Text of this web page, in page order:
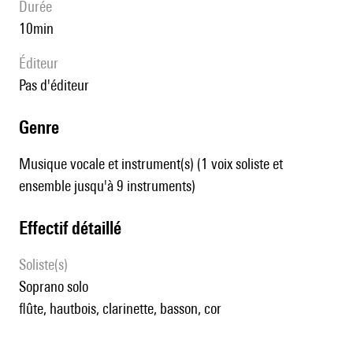
durée
10min
éditeur
pas d'éditeur
genre
Musique vocale et instrument(s) (1 voix soliste et
ensemble jusqu'à 9 instruments)
effectif détaillé
Soliste(s)
soprano solo
flûte, hautbois, clarinette, basson, cor